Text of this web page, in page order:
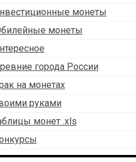
монеты
монеты
города России
на монетах
руками
монет .xls